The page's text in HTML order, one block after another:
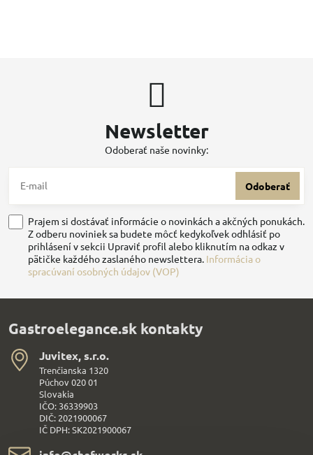
Newsletter
Odoberať naše novinky:
Odoberať
Prajem si dostávať informácie o novinkách a akčných ponukách.
Z odberu noviniek sa budete môcť kedykoľvek odhlásiť po
prihlásení v sekcii Upraviť profil alebo kliknutím na odkaz v
pätičke každého zaslaného newslettera. Informácia o
spracúvaní osobných údajov (VOP)
Gastroelegance.sk kontakty
Juvitex, s​.r​.o​.
Trenčianska 1320
Púchov 020 01
Slovakia
IČO: 36339903
DIČ: 2021900067
IČ DPH: SK2021900067